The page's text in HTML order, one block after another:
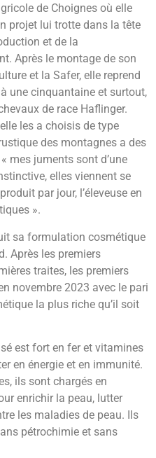
de Choignes où elle
projet lui trotte dans la tête
et de la
Après le montage de son
et la Safer, elle reprend
une cinquantaine et surtout,
de race Haflinger.
les a choisis de type
des montagnes a des
mes juments sont d’une
elles viennent se
par jour, l’éleveuse en
».
sa formulation cosmétique
Après les premiers
traites, les premiers
novembre 2023 avec le pari
la plus riche qu’il soit
est fort en fer et vitamines
en énergie et en immunité.
ils sont chargés en
enrichir la peau, lutter
les maladies de peau. Ils
pétrochimie et sans